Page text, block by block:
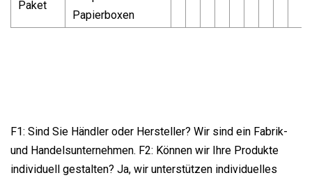
Paket
Papierboxen
F1: Sind Sie Händler oder Hersteller? Wir sind ein Fabrik-
und Handelsunternehmen. F2: Können wir Ihre Produkte
individuell gestalten? Ja, wir unterstützen individuelles